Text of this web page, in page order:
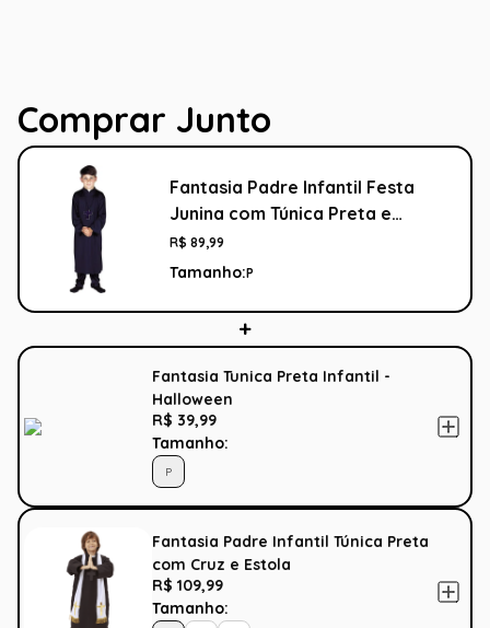
Comprar Junto
Fantasia Padre Infantil Festa
Junina com Túnica Preta e
Crucifixo
R$ 89,99
Tamanho:P
Fantasia Tunica Preta Infantil -
Halloween
R$ 39,99
Tamanho:
P
Fantasia Padre Infantil Túnica Preta
com Cruz e Estola
R$ 109,99
Tamanho: